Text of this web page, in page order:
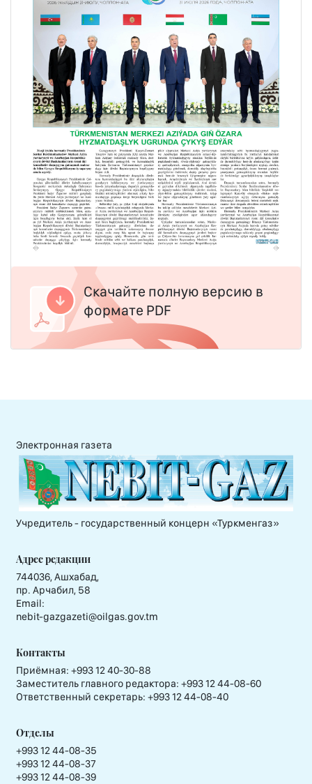
Скачайте полную версию в
формате PDF
Электронная газета
Учредитель - государственный концерн «Туркменгаз»
Адрес редакции
744036, Ашхабад,
пр. Арчабил, 58
Email:
nebit-gazgazeti@oilgas.gov.tm
Контакты
Приёмная: +993 12 40-30-88
Заместитель главного редактора: +993 12 44-08-60
Ответственный секретарь: +993 12 44-08-40
Отделы
+993 12 44-08-35
+993 12 44-08-37
+993 12 44-08-39